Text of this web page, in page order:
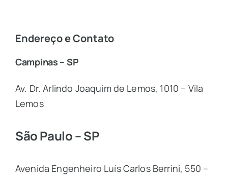
Endereço e Contato
Campinas – SP
Av. Dr. Arlindo Joaquim de Lemos, 1010 – Vila
Lemos
São Paulo – SP
Avenida Engenheiro Luís Carlos Berrini, 550 –